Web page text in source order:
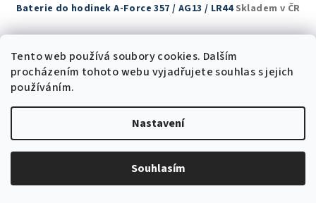
Tento web používá soubory cookies. Dalším
procházením tohoto webu vyjadřujete souhlas s jejich
používáním.
Nastavení
Souhlasím
Baterie do hodinek A-Force 357 / AG13 / LR44Skladem v ČR
5 Kč
20 Kč
(–75 %)
Do košíku